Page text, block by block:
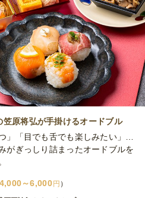
わの小分けブッフェ 極-KIWAMI-
ドブル
3,240円/人
全てのプランを見る（5件）
原将弘が手掛けるオードブル
」「目でも舌でも楽しみたい」…
がぎっしり詰まったオードブルを
4,000～6,000 円